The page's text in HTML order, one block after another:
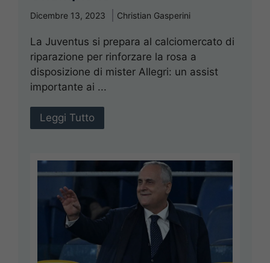
Dicembre 13, 2023 Christian Gasperini
La Juventus si prepara al calciomercato di
riparazione per rinforzare la rosa a
disposizione di mister Allegri: un assist
importante ai ...
Leggi Tutto